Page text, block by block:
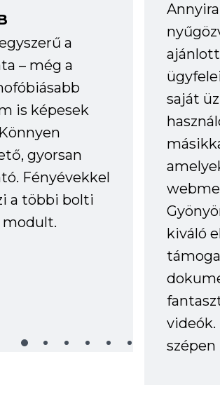
a
– még a
is képesek
gyorsan
Fényévekkel
a többi bolti
modult.
saját
kiváló
videók.